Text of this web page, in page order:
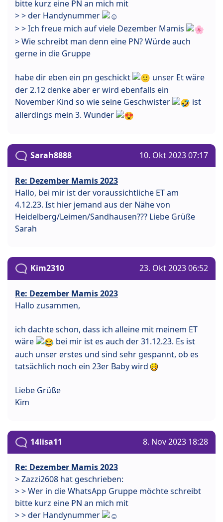
bitte kurz eine PN an mich mit
> > der Handynummer
> > Ich freue mich auf viele Dezember Mamis
> Wie schreibt man denn eine PN? Würde auch
gerne in die Gruppe
habe dir eben ein pn geschickt
unser Et wäre
der 2.12 denke aber er wird ebenfalls ein
November Kind so wie seine Geschwister
ist
allerdings mein 3. Wunder
Sarah8888 10. Okt 2023 07:17
Re: Dezember Mamis 2023
Hallo, bei mir ist der voraussichtliche ET am
4.12.23. Ist hier jemand aus der Nähe von
Heidelberg/Leimen/Sandhausen??? Liebe Grüße
Sarah
Kim2310 23. Okt 2023 06:52
Re: Dezember Mamis 2023
Hallo zusammen,
ich dachte schon, dass ich alleine mit meinem ET
wäre
bei mir ist es auch der 31.12.23. Es ist
auch unser erstes und sind sehr gespannt, ob es
tatsächlich noch ein 23er Baby wird
Liebe Grüße
Kim
14lisa11 8. Nov 2023 18:28
Re: Dezember Mamis 2023
> Zazzi2608 hat geschrieben:
> > Wer in die WhatsApp Gruppe möchte schreibt
bitte kurz eine PN an mich mit
> > der Handynummer